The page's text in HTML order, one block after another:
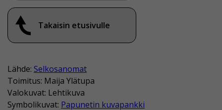
Takaisin etusivulle
Lähde: Selkosanomat
Toimitus: Maija Ylätupa
Valokuvat: Lehtikuva
Symbolikuvat: Papunetin kuvapankki